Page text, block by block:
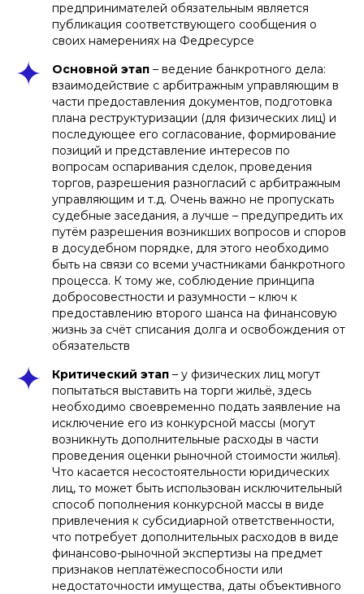
предпринимателей обязательным является
публикация соответствующего сообщения о
своих намерениях на Федресурсе
Основной этап – ведение банкротного дела:
взаимодействие с арбитражным управляющим в
части предоставления документов, подготовка
плана реструктуризации (для физических лиц) и
последующее его согласование, формирование
позиций и представление интересов по
вопросам оспаривания сделок, проведения
торгов, разрешения разногласий с арбитражным
управляющим и т.д. Очень важно не пропускать
судебные заседания, а лучше – предупредить их
путём разрешения возникших вопросов и споров
в досудебном порядке, для этого необходимо
быть на связи со всеми участниками банкротного
процесса. К тому же, соблюдение принципа
добросовестности и разумности – ключ к
предоставлению второго шанса на финансовую
жизнь за счёт списания долга и освобождения от
обязательств
Критический этап – у физических лиц могут
попытаться выставить на торги жильё, здесь
необходимо своевременно подать заявление на
исключение его из конкурсной массы (могут
возникнуть дополнительные расходы в части
проведения оценки рыночной стоимости жилья).
Что касается несостоятельности юридических
лиц, то может быть использован исключительный
способ пополнения конкурсной массы в виде
привлечения к субсидиарной ответственности,
что потребует дополнительных расходов в виде
финансово-рыночной экспертизы на предмет
признаков неплатёжеспособности или
недостаточности имущества, даты объективного